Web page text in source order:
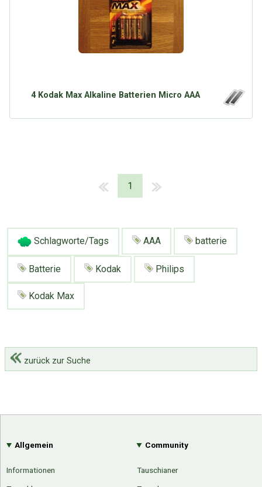
4 Kodak Max Alkaline Batterien Micro AAA
1
Schlagworte/Tags AAA batterie
Batterie Kodak Philips
Kodak Max
zurück zur Suche
Allgemein
Informationen
Community
Tauschianer